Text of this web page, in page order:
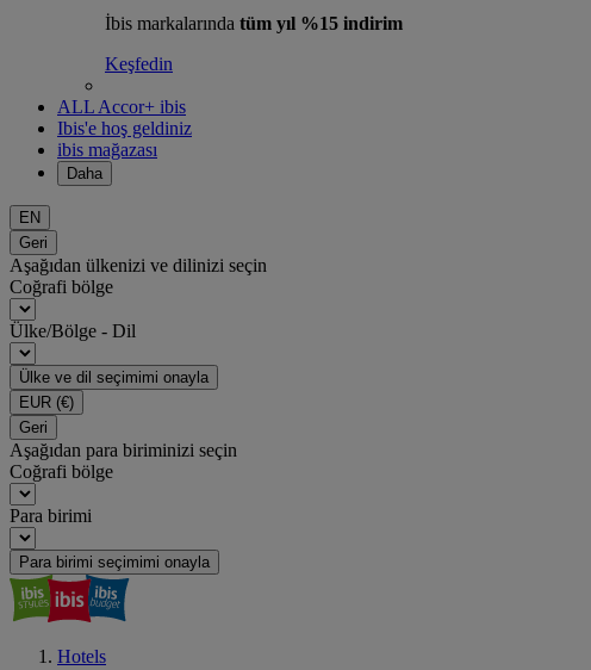
İbis markalarında tüm yıl %15 indirim
Keşfedin
ALL Accor+ ibis
Ibis'e hoş geldiniz
ibis mağazası
Daha
EN
Geri
Aşağıdan ülkenizi ve dilinizi seçin
Coğrafi bölge
Ülke/Bölge - Dil
Ülke ve dil seçimimi onayla
EUR (€)
Geri
Aşağıdan para biriminizi seçin
Coğrafi bölge
Para birimi
Para birimi seçimimi onayla
Hotels